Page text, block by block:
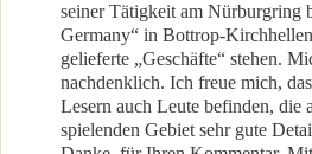
seiner Tätigkeit am Nürburgring
Germany“ in Bottrop-
gelieferte „Geschäfte“ stehen.
nachdenklich. Ich freue mich,
Lesern auch Leute befinden, die
spielenden Gebiet sehr gute